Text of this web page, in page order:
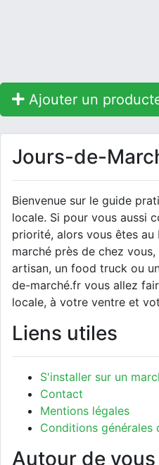
Ajouter un
Jours-de-
Bienvenue sur le guide
locale. Si pour vous aussi
priorité, alors vous êtes
marché près de chez
artisan, un food truck ou
de-marché.fr vous allez
locale, à votre ventre et
Liens utiles
S'installer sur un
Contact
Mentions légales
Conditions générales
Autour de vous